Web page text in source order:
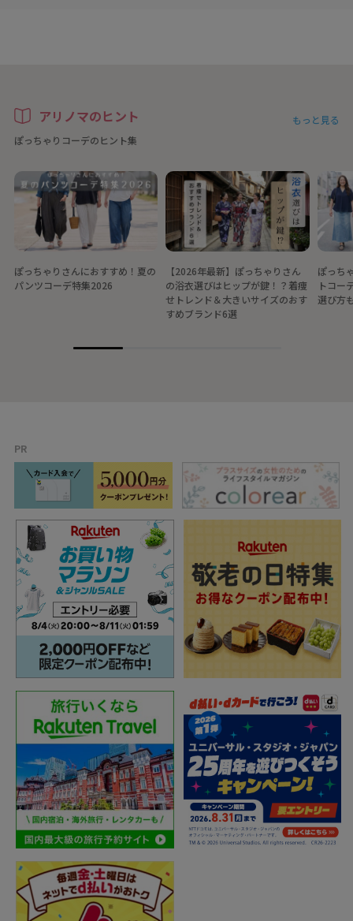
アリノマのヒント
ぽっちゃりコーデのヒント集
もっと見る
ぽっちゃりさんにおすすめ！夏の
パンツコーデ特集2026
【2026年最新】ぽっちゃりさん
の浴衣選びはヒップが鍵！？着痩
せトレンド＆大きいサイズのおす
すめブランド6選
ぽっち
トコー
選び方
PR